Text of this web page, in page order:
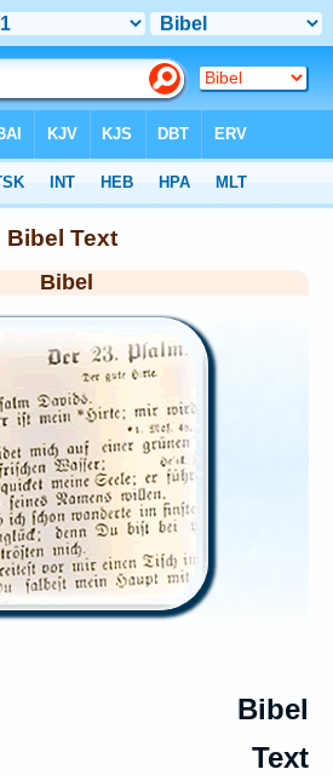
Bibel Text
Bibel
Bibel
Text